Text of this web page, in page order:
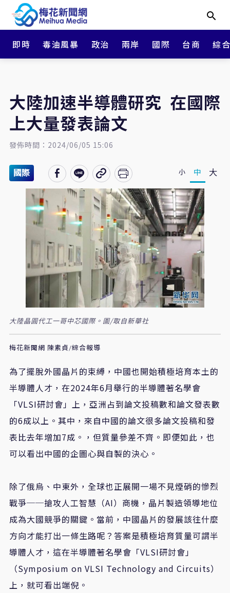
即時 毒油風暴 政治 兩岸 國際 台商 綜
大陸加速半導體研究 在國際
上大量發表論文
發佈時間：2024/06/05 15:06
國際 小 中 大
大陸晶圓代工一哥中芯國際。圖/取自新華社
梅花新聞網 陳素貞/綜合報導
為了擺脫外國晶片的束縛，中國也開始積極培育本土的
半導體人才，在2024年6月舉行的半導體著名學會
「VLSI研討會」 上，亞洲占到論文投稿數和論文發表數
的6成以上。其中，來自中國的論文很多論文投稿和發
表比去年增加7成。，但質量參差不齊。即便如此，也
可以看出中國的企圖心與自製的決心。
除了俄烏、中東外，全球也正展開一場不見煙硝的慘烈
戰爭──搶攻人工智慧（AI）商機，晶片製造領導地位
成為大國競爭的關鍵。當前，中國晶片的發展該往什麼
方向才能打出一條生路呢？答案是積極培育質量可謂半
導體人才，這在半導體著名學會「VLSI研討會」
（Symposium on VLSI Technology and Circuits）
上，就可看出端倪。